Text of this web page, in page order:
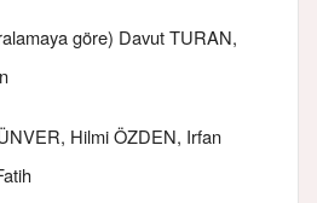
göre) Davut TURAN,
Hilmi ÖZDEN, Irfan